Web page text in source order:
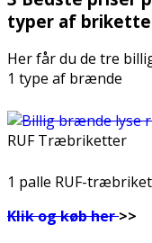
typer af
Her får du de tre
1 type af brænde
RUF Træbriketter
1 palle RUF-
Klik og køb her>>